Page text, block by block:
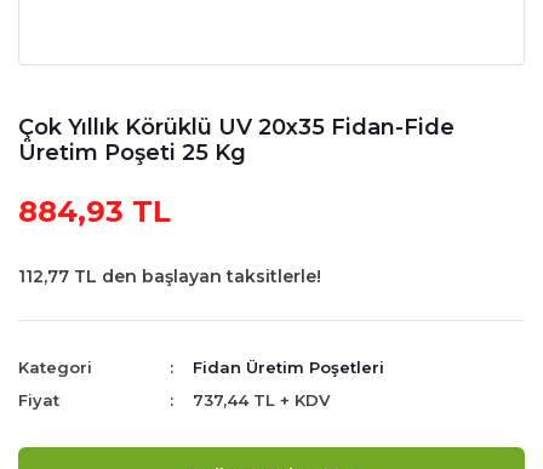
Çok Yıllık Körüklü UV 20x35 Fidan-Fide
Üretim Poşeti 25 Kg
884,93 TL
112,77 TL den başlayan taksitlerle!
Kategori
Fidan Üretim Poşetleri
Fiyat
737,44 TL + KDV